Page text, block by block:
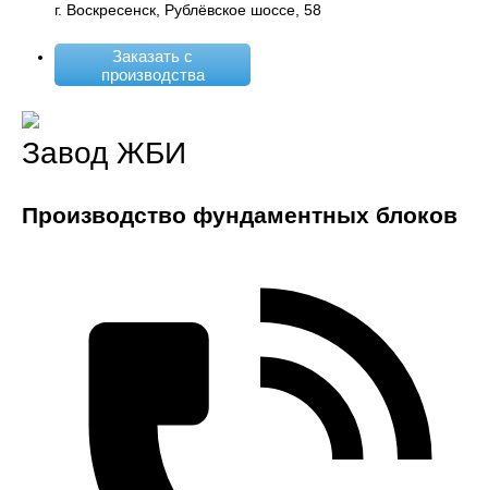
г. Воскресенск, Рублёвское шоссе, 58
Заказать с
производства
Завод ЖБИ
Производство фундаментных блоков